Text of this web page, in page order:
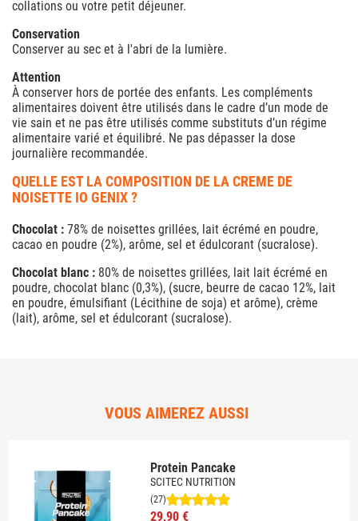
collations ou votre petit déjeuner.
Conservation
Conserver au sec et à l'abri de la lumière.
Attention
À conserver hors de portée des enfants. Les compléments
alimentaires doivent être utilisés dans le cadre d’un mode de
vie sain et ne pas être utilisés comme substituts d’un régime
alimentaire varié et équilibré. Ne pas dépasser la dose
journalière recommandée.
QUELLE EST LA COMPOSITION DE LA CREME DE
NOISETTE IO GENIX ?
Chocolat : 78% de noisettes grillées, lait écrémé en poudre,
cacao en poudre (2%), arôme, sel et édulcorant (sucralose).
Chocolat blanc : 80% de noisettes grillées, lait lait écrémé en
poudre, chocolat blanc (0,3%), (sucre, beurre de cacao 12%, lait
en poudre, émulsifiant (Lécithine de soja) et arôme), crème
(lait), arôme, sel et édulcorant (sucralose).
VOUS AIMEREZ AUSSI
Protein Pancake
SCITEC NUTRITION
(27)
29,90 €